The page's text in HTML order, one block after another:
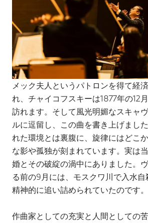
メック夫人というパトロンを得て経
れ、チャイコフスキーは1877年の12
訪れます。そして風光明媚なスキャ
ルに逗留し、この曲を書き上げまし
れた環境とは裏腹に、旋律にはどこ
な影や孤独が刻まれています。実は
婚とその破綻の渦中にありました。
る前の9月には、モスクワ川で入水
精神的に追い詰められていたのです。
作曲家としての充実と人間としての